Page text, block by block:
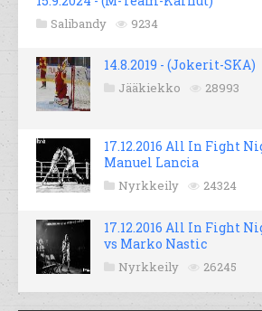
Salibandy 9234
14.8.2019 - (Jokerit-SKA)
Jääkiekko 28993
17.12.2016 All In Fight
Manuel Lancia
Nyrkkeily 24324
17.12.2016 All In Fight
vs Marko Nastic
Nyrkkeily 26245